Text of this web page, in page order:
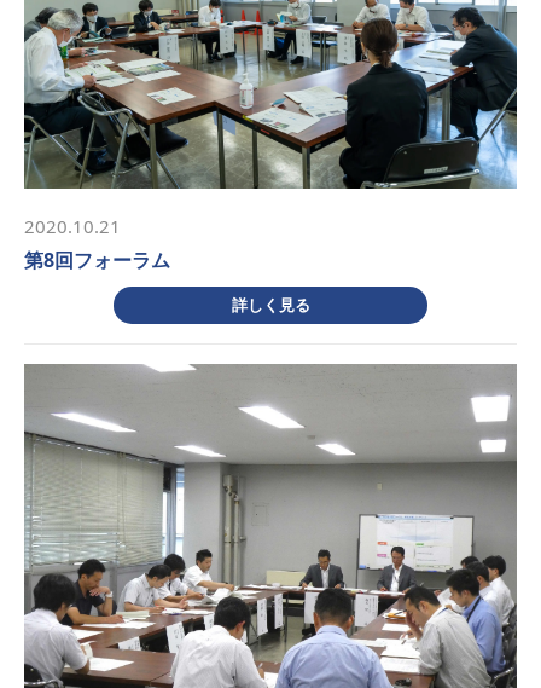
2020.10.21
第8回フォーラム
詳しく見る